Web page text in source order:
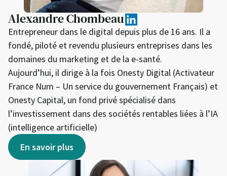
Alexandre Chombeau
Entrepreneur dans le digital depuis plus de 16 ans. Il a
fondé, piloté et revendu plusieurs entreprises dans les
domaines du marketing et de la e-santé.
Aujourd’hui, il dirige à la fois Onesty Digital (Activateur
France Num – Un service du gouvernement Français) et
Onesty Capital, un fond privé spécialisé dans
l’investissement dans des sociétés rentables liées à l’IA
(intelligence artificielle)
En savoir plus